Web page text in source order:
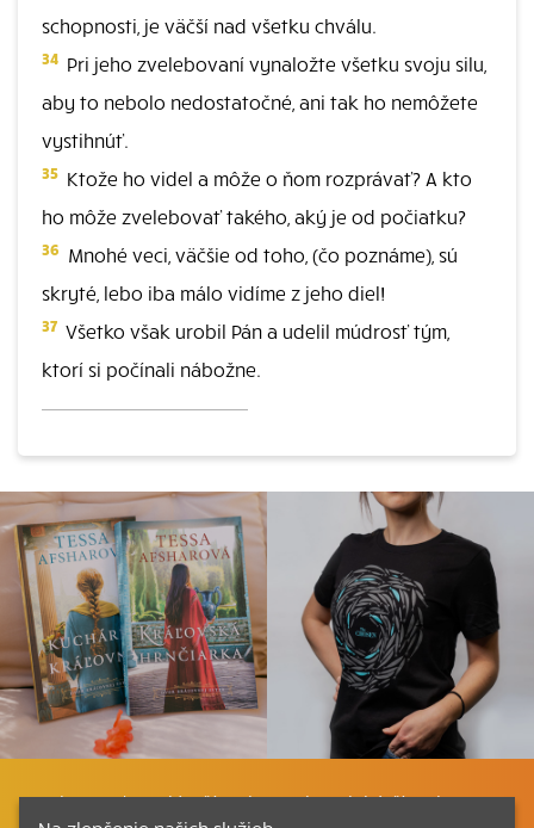
schopnosti, je väčší nad všetku chválu.
34 Pri jeho zvelebovaní vynaložte všetku svoju silu,
aby to nebolo nedostatočné, ani tak ho nemôžete
vystihnúť.
35 Ktože ho videl a môže o ňom rozprávať? A kto
ho môže zvelebovať takého, aký je od počiatku?
36 Mnohé veci, väčšie od toho, (čo poznáme), sú
skryté, lebo iba málo vidíme z jeho diel!
37 Všetko však urobil Pán a udelil múdrosť tým,
ktorí si počínali nábožne.
Listovať Plán čítania
Liturgické čítania